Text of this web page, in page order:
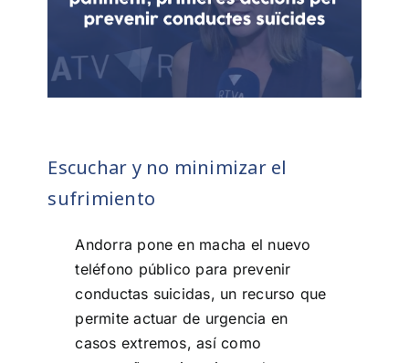
Escuchar y no minimizar el
sufrimiento
Andorra pone en macha el nuevo
teléfono público para prevenir
conductas suicidas, un recurso que
permite actuar de urgencia en
casos extremos, así como